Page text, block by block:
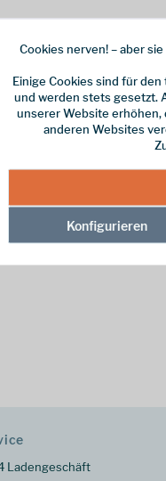
Ladengeschäft
Cookies nerven! – aber
Einige Cookies sind für
und werden stets gesetzt.
unserer Website
anderen Websites
Konfigurieren